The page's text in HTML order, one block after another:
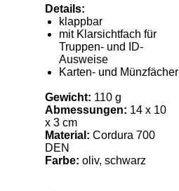
Details:
klappbar
mit Klarsichtfach für
Truppen- und ID-
Ausweise
Karten- und Münzfächer
Gewicht: 110 g
Abmessungen: 14 x 10
x 3 cm
Material: Cordura 700
DEN
Farbe: oliv, schwarz